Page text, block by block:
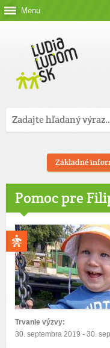
Menu
Základné
Pomoc pre
Trvanie výzvy:
30. septembra 2019 - 30.